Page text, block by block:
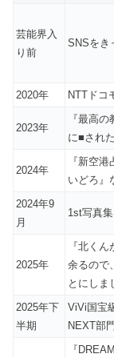
芸能界入
り前
SNSをき
2020年
NTTドコ
2023年
『最高
に■され
2024年
『新空
いどろ』
2024年9
月
1st写真
2025年
『北く
余るので
とにしま
2025年下
半期
ViVi国宝
NEXT部
『